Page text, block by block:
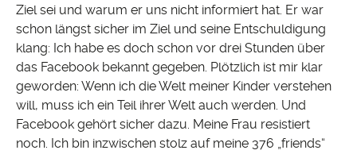
Ziel sei und warum er uns nicht informiert hat. Er war
schon längst sicher im Ziel und seine Entschuldigung
klang: Ich habe es doch schon vor drei Stunden über
das Facebook bekannt gegeben. Plötzlich ist mir klar
geworden: Wenn ich die Welt meiner Kinder verstehen
will, muss ich ein Teil ihrer Welt auch werden. Und
Facebook gehört sicher dazu. Meine Frau resistiert
noch. Ich bin inzwischen stolz auf meine 376 „friends“